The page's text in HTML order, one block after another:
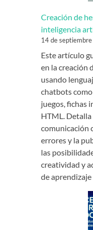
Creación de
inteligencia
14 de
Este artículo
en la creación
usando
chatbots
juegos, fichas
HTML.
comunicación
errores y la
las
creatividad y
de aprendizaje